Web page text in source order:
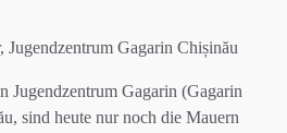
Jugendzentrum Gagarin (Gagarin
sind heute nur noch die Mauern